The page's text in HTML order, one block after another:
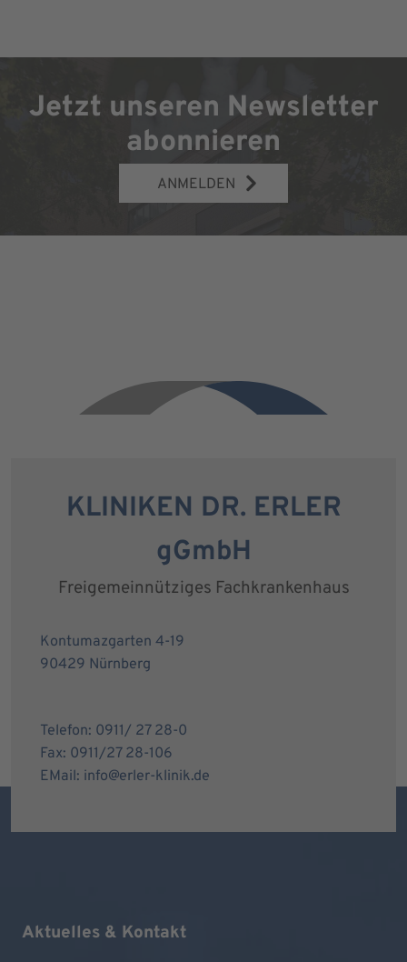
Jetzt unseren Newsletter
abonnieren
ANMELDEN
KLINIKEN DR. ERLER
gGmbH
Freigemeinnütziges Fachkrankenhaus
Kontumazgarten 4-19
90429 Nürnberg
Telefon: 0911/ 27 28-0
Fax: 0911/27 28-106
EMail: info@erler-klinik.de
Aktuelles & Kontakt